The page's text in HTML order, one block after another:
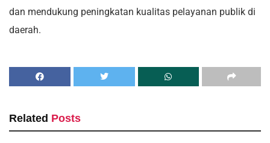
dan mendukung peningkatan kualitas pelayanan publik di
daerah.
Related Posts